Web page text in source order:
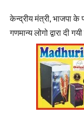
केन्द्रीय मंत्री, भाजपा के
गणमान्य लोगो द्वारा दी